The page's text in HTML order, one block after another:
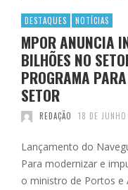
DESTAQUES NOTÍCIAS
MPOR ANUNCIA
BILHÕES NO
PROGRAMA
SETOR
REDAÇÃO 18 DE
Lançamento do
Para modernizar e
o ministro de Portos e